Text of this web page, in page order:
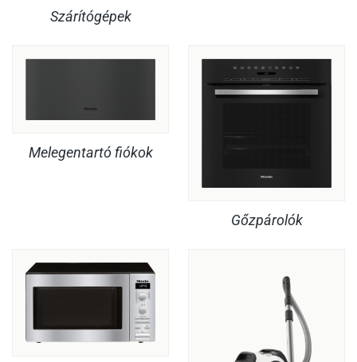
Szárítógépek
Melegentartó fiókok
Gőzpárolók